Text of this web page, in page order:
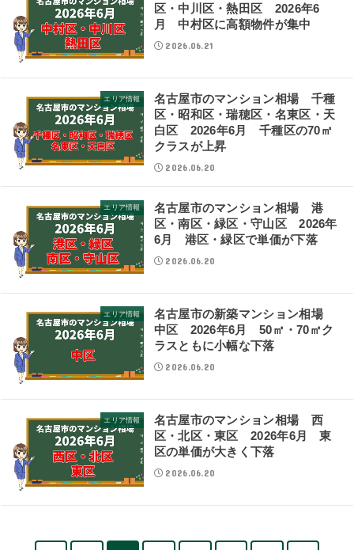
区・中川区・熱田区 2026年6
月 中村区に高額物件が集中
2026.06.21
エリア情報
名古屋市のマンション相場 千種
区・昭和区・瑞穂区・名東区・天
白区 2026年6月 千種区の70㎡
クラスが上昇
2026.06.20
エリア情報
名古屋市のマンション相場 港
区・南区・緑区・守山区 2026年
6月 港区・緑区で単価が下落
2026.06.20
エリア情報
名古屋市の新築マンション相場
中区 2026年6月 50㎡・70㎡ク
ラスともに小幅な下落
2026.06.20
エリア情報
名古屋市のマンション相場 西
区・北区・東区 2026年6月 東
区の単価が大きく下落
2026.06.20